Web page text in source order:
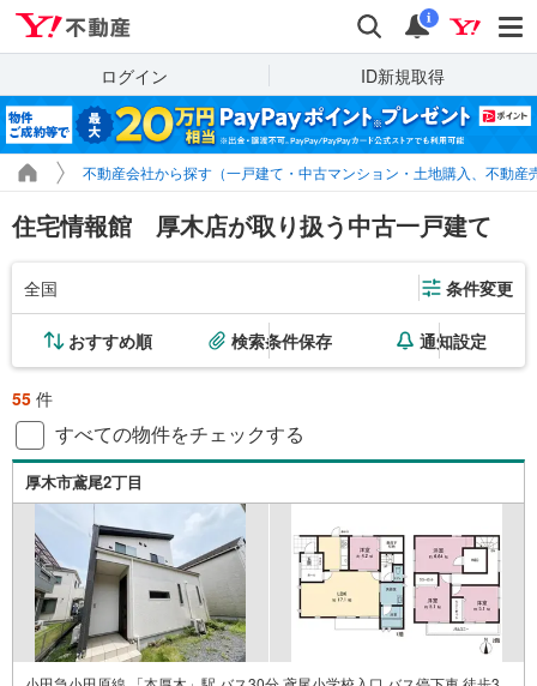
検索 通知
i
ログイン ID新規取得
不動産会社から探す（一戸建て・中古マンション・土地購入、不動産
住宅情報館 厚木店が取り扱う中古一戸建て
全国 条件変更
おすすめ順 検索条件保存 通知設定
55 件
すべての物件をチェックする
厚木市鳶尾2丁目